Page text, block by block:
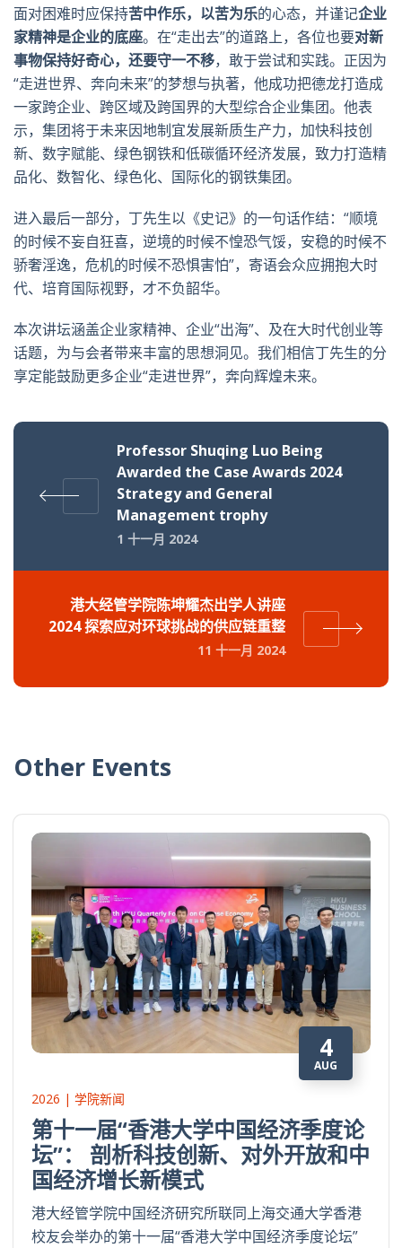
面对困难时应保持苦中作乐，以苦为乐的心态，并谨记企业
家精神是企业的底座。在“走出去”的道路上，各位也要对新
事物保持好奇心，还要守一不移，敢于尝试和实践。正因为
“走进世界、奔向未来”的梦想与执著，他成功把德龙打造成
一家跨企业、跨区域及跨国界的大型综合企业集团。他表
示，集团将于未来因地制宜发展新质生产力，加快科技创
新、数字赋能、绿色钢铁和低碳循环经济发展，致力打造精
品化、数智化、绿色化、国际化的钢铁集团。
进入最后一部分，丁先生以《史记》的一句话作结：“顺境
的时候不妄自狂喜，逆境的时候不惶恐气馁，安稳的时候不
骄奢淫逸，危机的时候不恐惧害怕”，寄语会众应拥抱大时
代、培育国际视野，才不负韶华。
本次讲坛涵盖企业家精神、企业“出海”、及在大时代创业等
话题，为与会者带来丰富的思想洞见。我们相信丁先生的分
享定能鼓励更多企业“走进世界”，奔向辉煌未来。
Professor Shuqing Luo Being
Awarded the Case Awards 2024
Strategy and General
Management trophy
1 十一月 2024
港大经管学院陈坤耀杰出学人讲座
2024 探索应对环球挑战的供应链重整
11 十一月 2024
Other Events
4
AUG
2026 | 学院新闻
第十一届“香港大学中国经济季度论
坛”： 剖析科技创新、对外开放和中
国经济增长新模式
港大经管学院中国经济研究所联同上海交通大学香港
校友会举办的第十一届“香港大学中国经济季度论坛”